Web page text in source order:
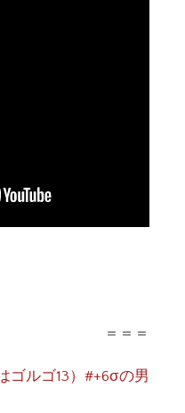
＝＝＝
ゴルゴ13）#+6σの男